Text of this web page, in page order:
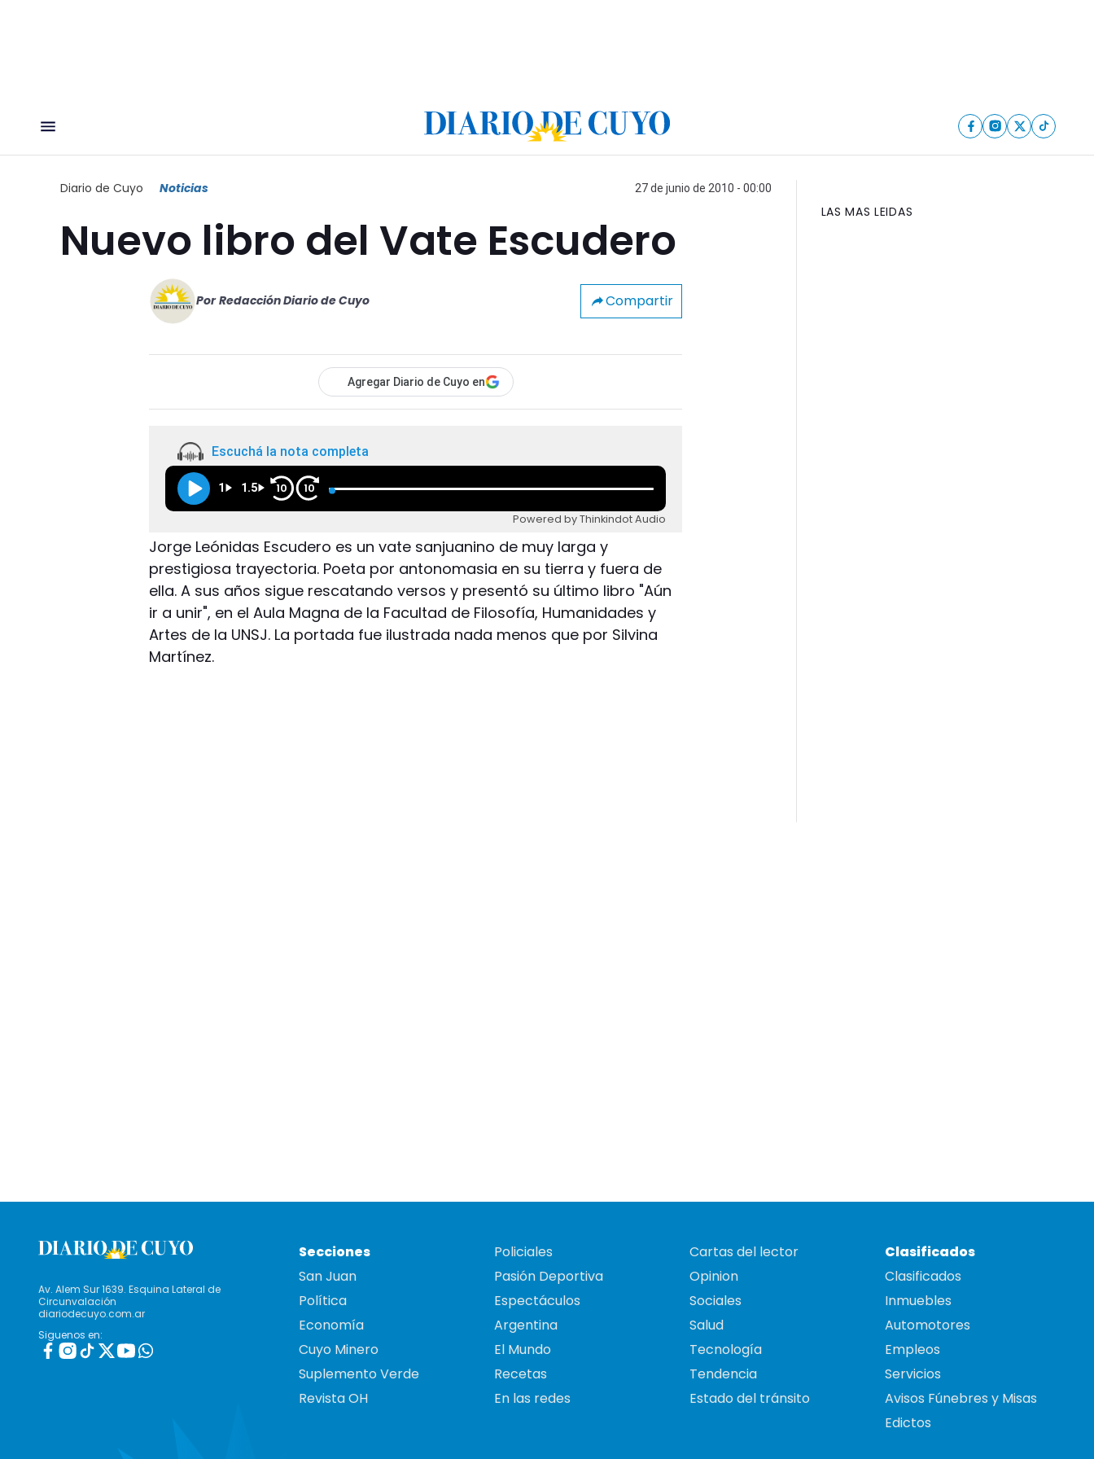
Diario de Cuyo Noticias 27 de junio de 2010 - 00:00
Nuevo libro del Vate Escudero
Por Redacción Diario de Cuyo Compartir
Agregar Diario de Cuyo en
Escuchá la nota completa
1 1.5 10 10
Powered by Thinkindot Audio
Jorge Leónidas Escudero es un vate sanjuanino de muy larga y
prestigiosa trayectoria. Poeta por antonomasia en su tierra y fuera de
ella. A sus años sigue rescatando versos y presentó su último libro "Aún
ir a unir", en el Aula Magna de la Facultad de Filosofía, Humanidades y
Artes de la UNSJ. La portada fue ilustrada nada menos que por Silvina
Martínez.
LAS MAS LEIDAS
Av. Alem Sur 1639. Esquina Lateral de
Circunvalación
diariodecuyo.com.ar
Siguenos en:
Secciones
San Juan
Política
Economía
Cuyo Minero
Suplemento Verde
Revista OH
Policiales
Pasión Deportiva
Espectáculos
Argentina
El Mundo
Recetas
En las redes
Cartas del lector
Opinion
Sociales
Salud
Tecnología
Tendencia
Estado del tránsito
Clasificados
Clasificados
Inmuebles
Automotores
Empleos
Servicios
Avisos Fúnebres y Misas
Edictos